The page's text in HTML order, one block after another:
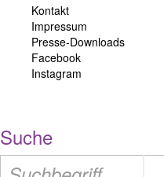
Kontakt
Impressum
Presse-Downloads
Facebook
Instagram
Suche